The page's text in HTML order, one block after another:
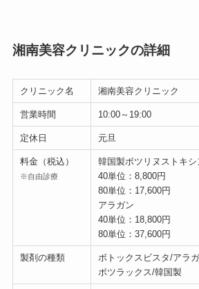
湘南美容クリニックの詳細
クリニック名 湘南美容クリニック
営業時間 10:00～19:00
定休日 元旦
料金（税込）
※自由診療
韓国製ボツリヌストキシ
40単位：8,800円
80単位：17,600円
アラガン
40単位：18,800円
80単位：37,600円
製剤の種類
ボトックスビスタ/アラ
ボツラックス/韓国製